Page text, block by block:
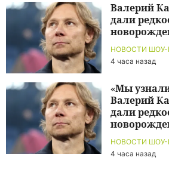
НОВОСТИ
4 часа назад
Валерий
дали
НОВОСТИ
4 часа назад
«Мы
Валерий
дали